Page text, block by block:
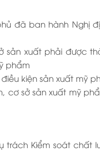
đã ban hành Nghị
sản xuất phải được
phẩm
kiện sản xuất mỹ
cơ sở sản xuất mỹ
trách Kiểm soát chất